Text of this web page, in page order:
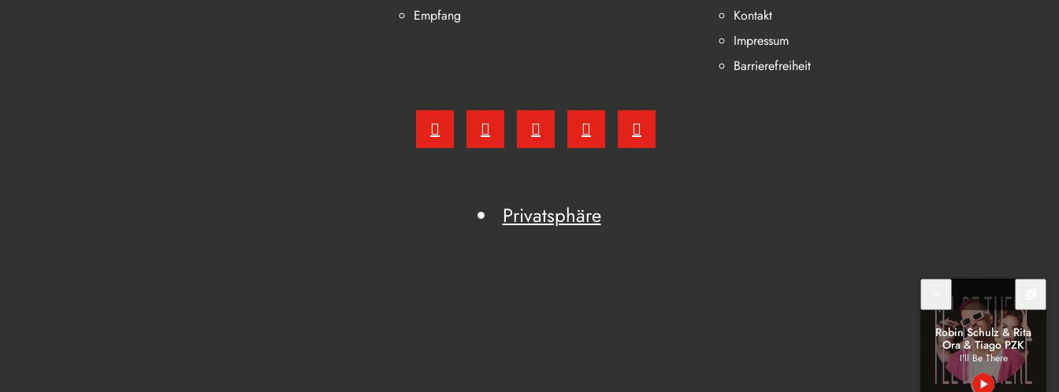
Empfang
Kontakt
Impressum
Barrierefreiheit
Privatsphäre
Robin Schulz & Rita
Ora & Tiago PZK
I'll Be There
play_arrow